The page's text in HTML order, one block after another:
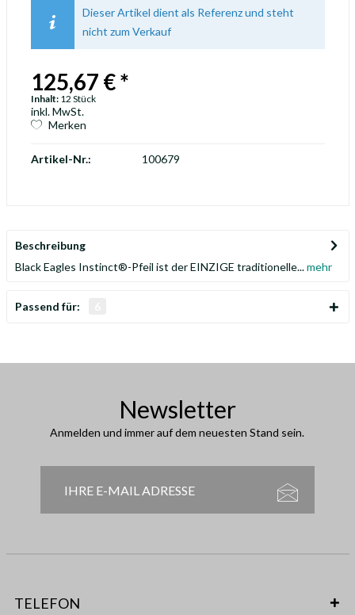
Dieser Artikel dient als Referenz und steht
nicht zum Verkauf
125,67 € *
Inhalt: 12 Stück
inkl. MwSt.
Merken
Artikel-Nr.: 100679
Beschreibung
Black Eagles Instinct®-Pfeil ist der EINZIGE traditionelle...mehr
Passend für:
Newsletter
Anmelden und immer auf dem neuesten Stand sein.
TELEFON